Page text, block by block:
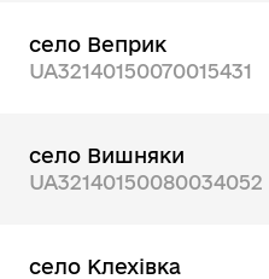
село Веприк
UA32140150070015431
село Вишняки
UA32140150080034052
село Клехівка